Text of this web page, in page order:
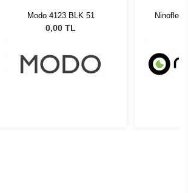
Modo 4123 BLK 51
0,00 TL
Ninoflex